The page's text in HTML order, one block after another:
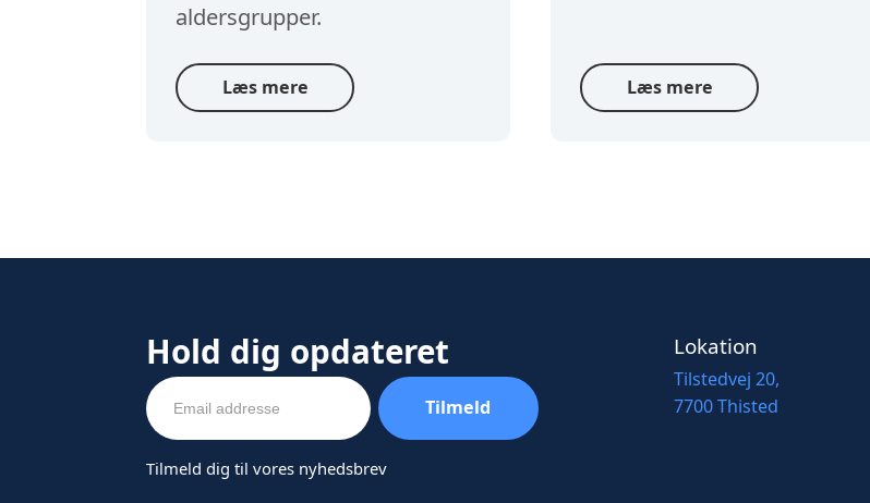
aldersgrupper.
Læs mere Læs mere
Hold dig opdateret
Tilmeld dig til vores nyhedsbrev
Lokation
Tilstedvej 20,
7700 Thisted